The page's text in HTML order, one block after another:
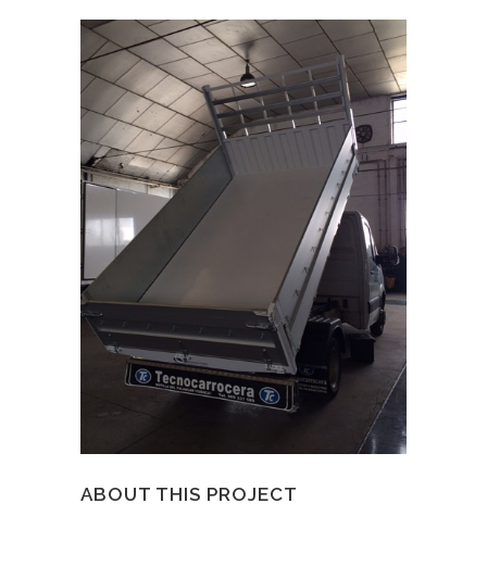
ABOUT THIS PROJECT